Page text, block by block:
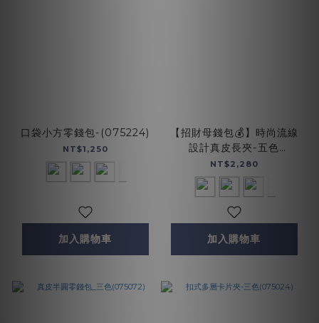
口袋小方零錢包-(075224)
NT$1,250
加入購物車
【招財母錢包💰】時尚流線
設計真皮長夾-五色
(071850)
NT$2,280
加入購物車